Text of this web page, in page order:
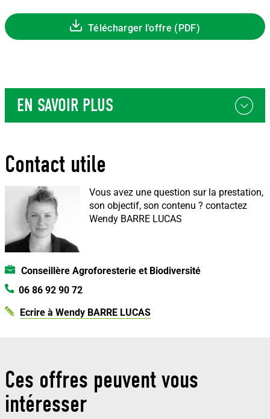
Télécharger l'offre (PDF)
EN SAVOIR PLUS
Contact utile
Vous avez une question sur la prestation,
son objectif, son contenu ? contactez
Wendy BARRE LUCAS
Conseillère Agroforesterie et Biodiversité
06 86 92 90 72
Ecrire à Wendy BARRE LUCAS
Ces offres peuvent vous
intéresser